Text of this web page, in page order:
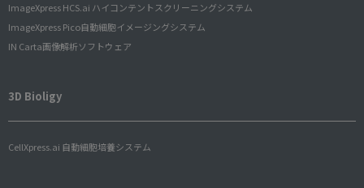
ImageXpress HCS.ai ハイコンテントスクリーニングシステム
ImageXpress Pico自動細胞イメージングシステム
IN Carta画像解析ソフトウェア
3D Bioligy
CellXpress.ai 自動細胞培養システム